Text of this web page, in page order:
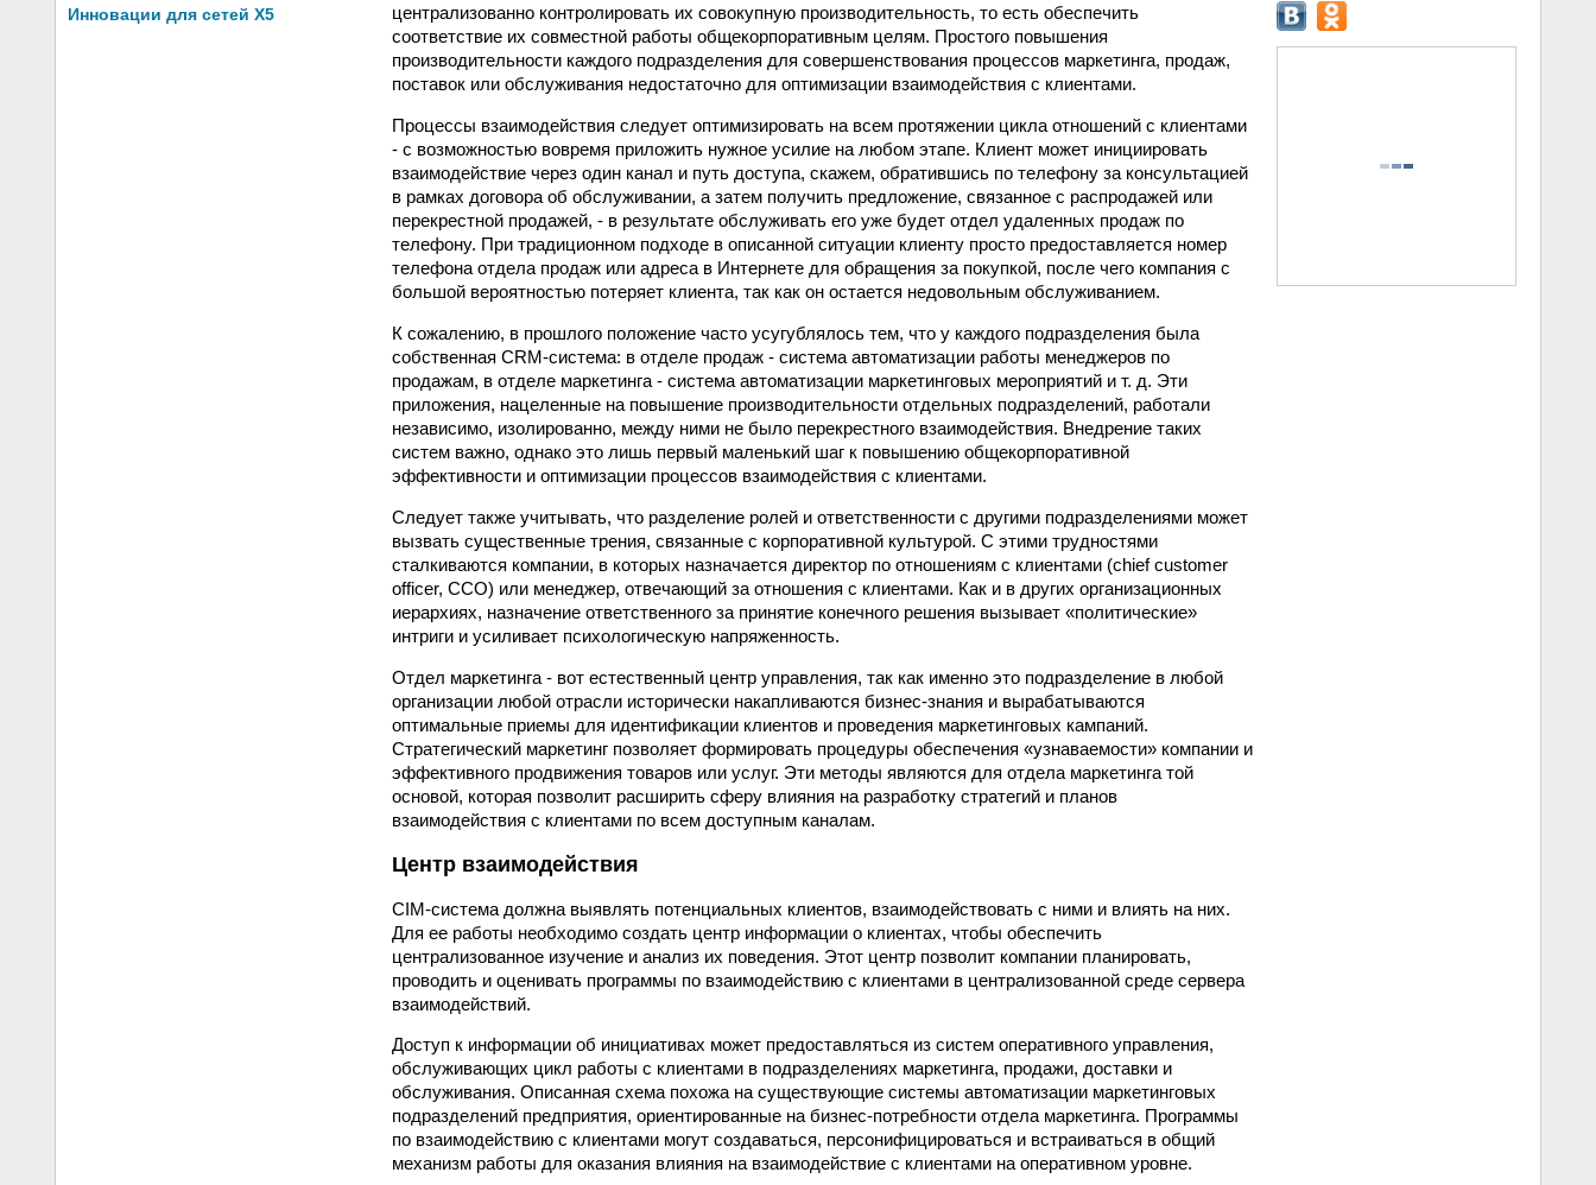
Инновации для сетей X5
централизованно контролировать их совокупную производительность, то есть обеспечить
соответствие их совместной работы общекорпоративным целям. Простого повышения
производительности каждого подразделения для совершенствования процессов маркетинга, продаж,
поставок или обслуживания недостаточно для оптимизации взаимодействия с клиентами.
Процессы взаимодействия следует оптимизировать на всем протяжении цикла отношений с клиентами
- с возможностью вовремя приложить нужное усилие на любом этапе. Клиент может инициировать
взаимодействие через один канал и путь доступа, скажем, обратившись по телефону за консультацией
в рамках договора об обслуживании, а затем получить предложение, связанное с распродажей или
перекрестной продажей, - в результате обслуживать его уже будет отдел удаленных продаж по
телефону. При традиционном подходе в описанной ситуации клиенту просто предоставляется номер
телефона отдела продаж или адреса в Интернете для обращения за покупкой, после чего компания с
большой вероятностью потеряет клиента, так как он остается недовольным обслуживанием.
К сожалению, в прошлого положение часто усугублялось тем, что у каждого подразделения была
собственная CRM-система: в отделе продаж - система автоматизации работы менеджеров по
продажам, в отделе маркетинга - система автоматизации маркетинговых мероприятий и т. д. Эти
приложения, нацеленные на повышение производительности отдельных подразделений, работали
независимо, изолированно, между ними не было перекрестного взаимодействия. Внедрение таких
систем важно, однако это лишь первый маленький шаг к повышению общекорпоративной
эффективности и оптимизации процессов взаимодействия с клиентами.
Следует также учитывать, что разделение ролей и ответственности с другими подразделениями может
вызвать существенные трения, связанные с корпоративной культурой. С этими трудностями
сталкиваются компании, в которых назначается директор по отношениям с клиентами (chief customer
officer, CCO) или менеджер, отвечающий за отношения с клиентами. Как и в других организационных
иерархиях, назначение ответственного за принятие конечного решения вызывает «политические»
интриги и усиливает психологическую напряженность.
Отдел маркетинга - вот естественный центр управления, так как именно это подразделение в любой
организации любой отрасли исторически накапливаются бизнес-знания и вырабатываются
оптимальные приемы для идентификации клиентов и проведения маркетинговых кампаний.
Стратегический маркетинг позволяет формировать процедуры обеспечения «узнаваемости» компании и
эффективного продвижения товаров или услуг. Эти методы являются для отдела маркетинга той
основой, которая позволит расширить сферу влияния на разработку стратегий и планов
взаимодействия с клиентами по всем доступным каналам.
Центр взаимодействия
CIM-система должна выявлять потенциальных клиентов, взаимодействовать с ними и влиять на них.
Для ее работы необходимо создать центр информации о клиентах, чтобы обеспечить
централизованное изучение и анализ их поведения. Этот центр позволит компании планировать,
проводить и оценивать программы по взаимодействию с клиентами в централизованной среде сервера
взаимодействий.
Доступ к информации об инициативах может предоставляться из систем оперативного управления,
обслуживающих цикл работы с клиентами в подразделениях маркетинга, продажи, доставки и
обслуживания. Описанная схема похожа на существующие системы автоматизации маркетинговых
подразделений предприятия, ориентированные на бизнес-потребности отдела маркетинга. Программы
по взаимодействию с клиентами могут создаваться, персонифицироваться и встраиваться в общий
механизм работы для оказания влияния на взаимодействие с клиентами на оперативном уровне.